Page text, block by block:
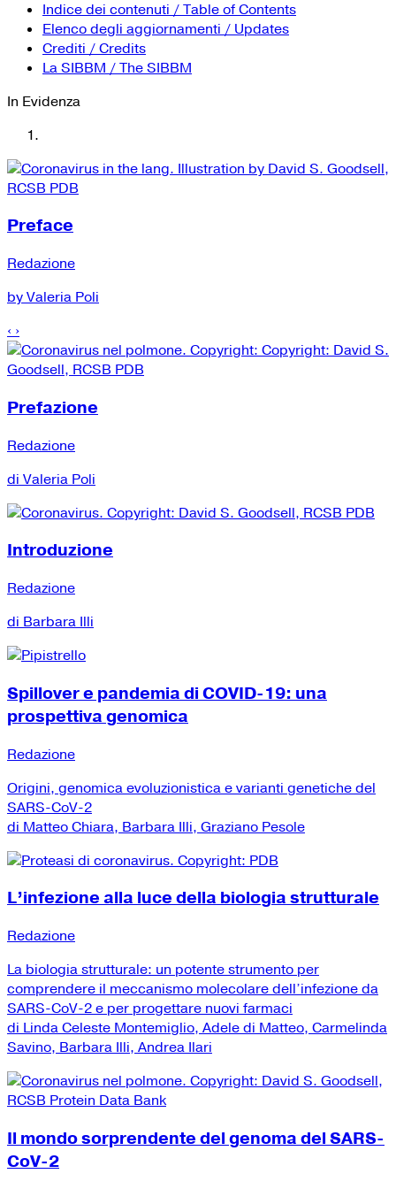
Tutti i siti Zanichelli per la scuola
Collezioni Università
Facebook
Twitter
Instagram
Instagram scuola
Mail
Indice dei contenuti / Table of Contents
Elenco degli aggiornamenti / Updates
Crediti / Credits
La SIBBM / The SIBBM
In Evidenza
Preface
Redazione
by Valeria Poli
‹ ›
Prefazione
Redazione
di Valeria Poli
Introduzione
Redazione
di Barbara Illi
Spillover e pandemia di COVID-19: una
prospettiva genomica
Redazione
Origini, genomica evoluzionistica e varianti genetiche del
SARS-CoV-2
di Matteo Chiara, Barbara Illi, Graziano Pesole
L’infezione alla luce della biologia strutturale
Redazione
La biologia strutturale: un potente strumento per
comprendere il meccanismo molecolare dell’infezione da
SARS-CoV-2 e per progettare nuovi farmaci
di Linda Celeste Montemiglio, Adele di Matteo, Carmelinda
Savino, Barbara Illi, Andrea Ilari
Il mondo sorprendente del genoma del SARS-
CoV-2